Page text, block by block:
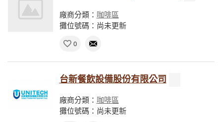
廠商分類： 咖啡區
攤位號碼：尚未更新
0
台新餐飲設備股份有限公司
廠商分類： 咖啡區
攤位號碼：尚未更新